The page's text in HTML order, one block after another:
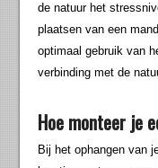
de natuur het
plaatsen van een
optimaal gebruik van
verbinding met de
Hoe monteer je
Bij het ophangen van